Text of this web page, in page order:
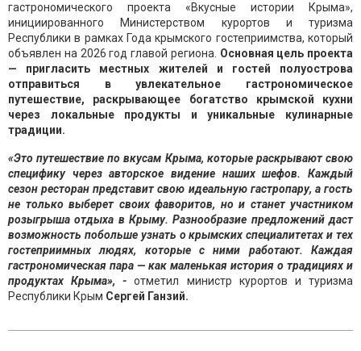
гастрономического проекта «Вкусные истории Крыма»,
инициированного Министерством курортов и туризма
Республики в рамках Года крымского гостеприимства, который
объявлен на 2026 год главой региона. Основная цель проекта
— пригласить местных жителей и гостей полуострова
отправиться в увлекательное гастрономическое
путешествие, раскрывающее богатство крымской кухни
через локальные продукты и уникальные кулинарные
традиции.
«Это путешествие по вкусам Крыма, которые раскрывают свою
специфику через авторское видение наших шефов. Каждый
сезон ресторан представит свою идеальную гастропару, а гость
не только выберет своих фаворитов, но и станет участником
розыгрыша отдыха в Крыму. Разнообразие предложений даст
возможность побольше узнать о крымских специалитетах и тех
гостеприимных людях, которые с ними работают. Каждая
гастрономическая пара — как маленькая история о традициях и
продуктах Крыма», - отметил министр курортов и туризма
Республики Крым Сергей Ганзий.